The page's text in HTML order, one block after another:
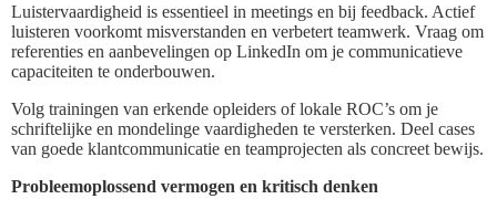
Luistervaardigheid is essentieel in meetings en bij feedback. Actief
luisteren voorkomt misverstanden en verbetert teamwerk. Vraag om
referenties en aanbevelingen op LinkedIn om je communicatieve
capaciteiten te onderbouwen.
Volg trainingen van erkende opleiders of lokale ROC’s om je
schriftelijke en mondelinge vaardigheden te versterken. Deel cases
van goede klantcommunicatie en teamprojecten als concreet bewijs.
Probleemoplossend vermogen en kritisch denken